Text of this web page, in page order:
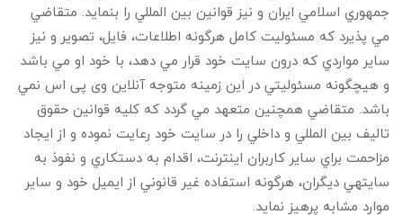
جمهوري اسلامي ايران و نيز قوانين بين المللي را بنمايد. متقاضي
مي پذيرد كه مسئوليت كامل هرگونه اطلاعات، فايل، تصوير و نيز
ساير مواردي كه درون سايت خود قرار مي دهد، با خود او مي باشد
و هيچگونه مسئوليتي در اين زمينه متوجه آنلاین وی پی اس نمي
باشد. متقاضي همچنين متعهد مي گردد كه كليه قوانين حقوق
تاليف بين المللي و داخلي را در سايت خود رعايت نموده و از ايجاد
مزاحمت براي ساير كاربران اينترنت، اقدام به دستكاري و نفوذ به
سايتهي ديگران، هرگونه استفاده غير قانوني از ايميل خود و ساير
موارد مشابه پرهيز نمايد.